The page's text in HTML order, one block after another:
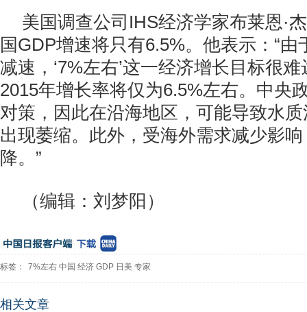
美国调查公司IHS经济学家布莱恩·
国GDP增速将只有6.5%。他表示：“
减速，‘7%左右’这一经济增长目标很
2015年增长率将仅为6.5%左右。中央
对策，因此在沿海地区，可能导致水
出现萎缩。此外，受海外需求减少影
降。”
（编辑：刘梦阳）
标签： 7%左右 中国 经济 GDP 日美 专家
相关文章